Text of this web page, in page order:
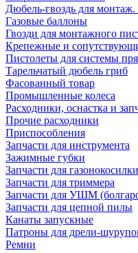
Дюбель-гвоздь для монтаж.
Газовые баллоны
Гвозди для монтажного
Крепежные и
Пистолеты для системы
Тарельчатый дюбель гриб
Фасованный товар
Промышленные колеса
Расходники, оснастка и
Прочие расходники
Приспособления
Запчасти для инструмента
Зажимные губки
Запчасти для газонокосилки
Запчасти для триммера
Запчасти для УШМ
Запчасти для цепной пилы
Канаты запускные
Патроны для дрели-
Ремни